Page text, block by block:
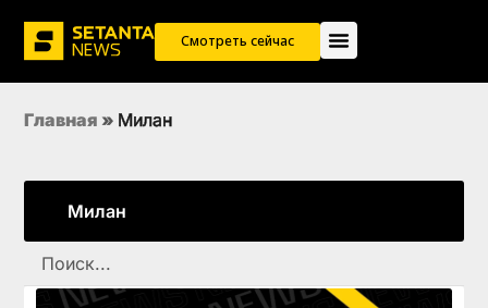
Смотреть сейчас
Главная » Милан
Милан